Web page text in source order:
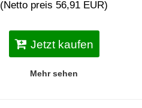
(Netto preis 56,91 EUR)
Jetzt kaufen
Mehr sehen